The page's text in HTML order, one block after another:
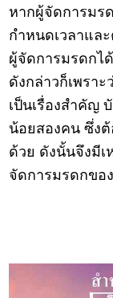
หากผู้จัดการมร
กำหนดเวลาแล
ผู้จัดการมรดก
ดังกล่าวก็เพรา
เป็นเรื่องสำคัญ
น้อยสองคน ซึ่ง
ด้วย ดังนั้นจึงมีเ
จัดการมรดกขอ